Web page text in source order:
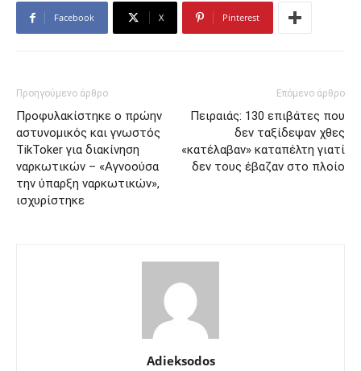
Facebook X Pinterest
Προηγούμενο άρθρο
Προφυλακίστηκε ο πρώην
αστυνομικός και γνωστός
TikToker για διακίνηση
ναρκωτικών – «Αγνοούσα
την ύπαρξη ναρκωτικών»,
ισχυρίστηκε
Επόμενο άρθρο
Πειραιάς: 130 επιβάτες που
δεν ταξίδεψαν χθες
«κατέλαβαν» καταπέλτη γιατί
δεν τους έβαζαν στο πλοίο
Adieksodos